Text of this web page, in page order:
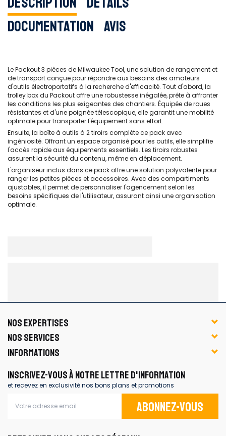
Documentation Avis
Le Packout 3 pièces de Milwaukee Tool, une solution de rangement et
de transport conçue pour répondre aux besoins des amateurs
d'outils électroportatifs à la recherche d'efficacité. Tout d'abord, la
trolley box du Packout offre une robustesse inégalée, prête à affronter
les conditions les plus exigeantes des chantiers. Équipée de roues
résistantes et d'une poignée télescopique, elle garantit une mobilité
optimale pour transporter l'équipement sans effort.
Ensuite, la boîte à outils à 2 tiroirs complète ce pack avec
ingéniosité. Offrant un espace organisé pour les outils, elle simplifie
l'accès rapide aux équipements essentiels. Les tiroirs robustes
assurent la sécurité du contenu, même en déplacement.
L'organiseur inclus dans ce pack offre une solution polyvalente pour
ranger les petites pièces et accessoires. Avec des compartiments
ajustables, il permet de personnaliser l'agencement selon les
besoins spécifiques de l'utilisateur, assurant ainsi une organisation
optimale.
NOS EXPERTISES
NOS SERVICES
INFORMATIONS
INSCRIVEZ-VOUS À NOTRE LETTRE D'INFORMATION
et recevez en exclusivité nos bons plans et promotions
Abonnez-vous